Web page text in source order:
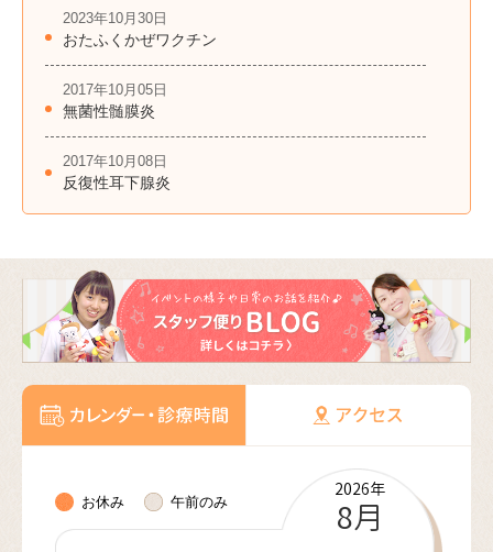
2023年10月30日
おたふくかぜワクチン
2017年10月05日
無菌性髄膜炎
2017年10月08日
反復性耳下腺炎
お休み 午前のみ
2026年
8月
2026年
9月
2026年
10月
2026年
11月
2026年
12月
2027年
1月
2027年
2月
2027年
3月
2027年
4月
2027年
5月
2027年
6月
2027年
7月